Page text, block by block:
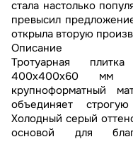
стала настолько
превысил
открыла вторую
Описание
Тротуарная
400х400х60 мм
крупноформатный
объединяет
Холодный серый
основой для